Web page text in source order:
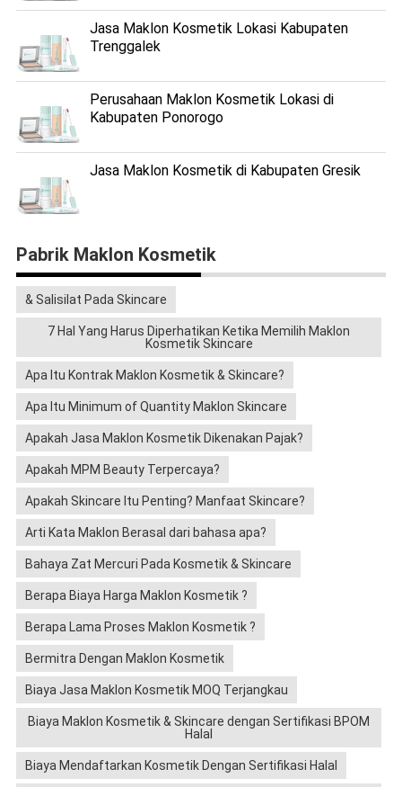
Jasa Maklon Kosmetik Lokasi Kabupaten
Trenggalek
Perusahaan Maklon Kosmetik Lokasi di
Kabupaten Ponorogo
Jasa Maklon Kosmetik di Kabupaten Gresik
Pabrik Maklon Kosmetik
& Salisilat Pada Skincare
7 Hal Yang Harus Diperhatikan Ketika Memilih Maklon
Kosmetik Skincare
Apa Itu Kontrak Maklon Kosmetik & Skincare?
Apa Itu Minimum of Quantity Maklon Skincare
Apakah Jasa Maklon Kosmetik Dikenakan Pajak?
Apakah MPM Beauty Terpercaya?
Apakah Skincare Itu Penting? Manfaat Skincare?
Arti Kata Maklon Berasal dari bahasa apa?
Bahaya Zat Mercuri Pada Kosmetik & Skincare
Berapa Biaya Harga Maklon Kosmetik ?
Berapa Lama Proses Maklon Kosmetik ?
Bermitra Dengan Maklon Kosmetik
Biaya Jasa Maklon Kosmetik MOQ Terjangkau
Biaya Maklon Kosmetik & Skincare dengan Sertifikasi BPOM
Halal
Biaya Mendaftarkan Kosmetik Dengan Sertifikasi Halal